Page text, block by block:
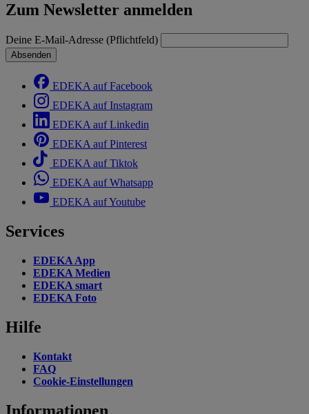
Zum Newsletter anmelden
Deine E-Mail-Adresse (Pflichtfeld)
Absenden
EDEKA auf Facebook
EDEKA auf Instagram
EDEKA auf Linkedin
EDEKA auf Pinterest
EDEKA auf Tiktok
EDEKA auf Whatsapp
EDEKA auf Youtube
Services
EDEKA App
EDEKA Medien
EDEKA smart
EDEKA Foto
Hilfe
Kontakt
FAQ
Cookie-Einstellungen
Informationen